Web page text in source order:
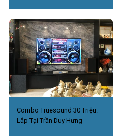
Combo Truesound 30 Triệu.
Lắp Tại Trần Duy Hưng